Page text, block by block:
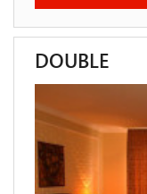
DOUBLE